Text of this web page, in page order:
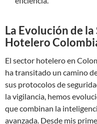
La Evolución de
Hotelero
El sector hotelero en
ha transitado un camino
sus protocolos de
la vigilancia, hemos
que combinan la
avanzada. Desde mis